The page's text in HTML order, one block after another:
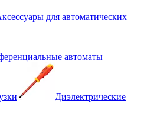
для автоматических
автоматы
Диэлектрические